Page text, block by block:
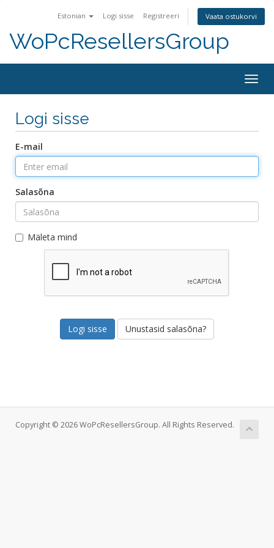
Estonian Logi sisse Registreeri Vaata ostukorvi
WoPcResellersGroup
Logi sisse
E-mail
Salasõna
Mäleta mind
Unustasid salasõna?
Copyright © 2026 WoPcResellersGroup. All Rights Reserved.